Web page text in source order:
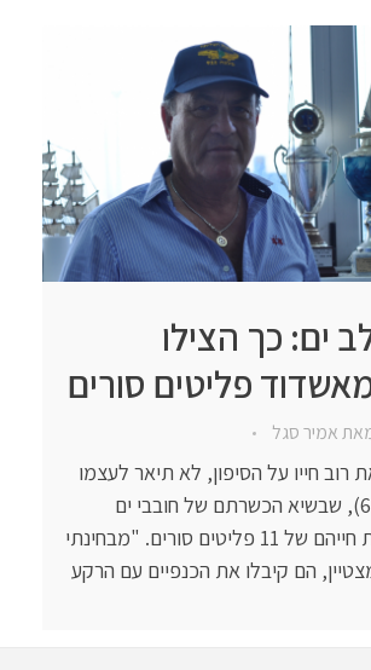
ים: כך הצילו
פליטים סורים
אמיר סגל
רוב חייו על הסיפון, לא תיאר לעצמו
שלמה אסבן (62), שבשיא הכשרתם של חובבי ים
צעירים, יציל את חייהם של 11 פליטים סורים. "מבחינתי
הם קיבלו את הכנפיים עם הרקע